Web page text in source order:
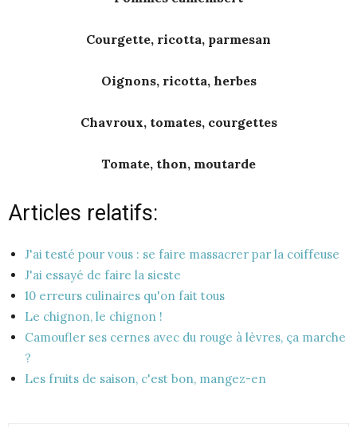
Courgette, ricotta, parmesan
Oignons, ricotta, herbes
Chavroux, tomates, courgettes
Tomate, thon, moutarde
Articles relatifs:
J'ai testé pour vous : se faire massacrer par la coiffeuse
J'ai essayé de faire la sieste
10 erreurs culinaires qu'on fait tous
Le chignon, le chignon !
Camoufler ses cernes avec du rouge à lèvres, ça marche
?
Les fruits de saison, c'est bon, mangez-en